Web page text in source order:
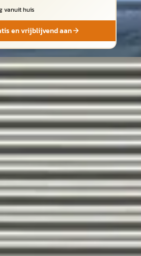
vanuit huis
en vrijblijvend aan
· Automaat
in Veghel· Veghel 4,5(32)